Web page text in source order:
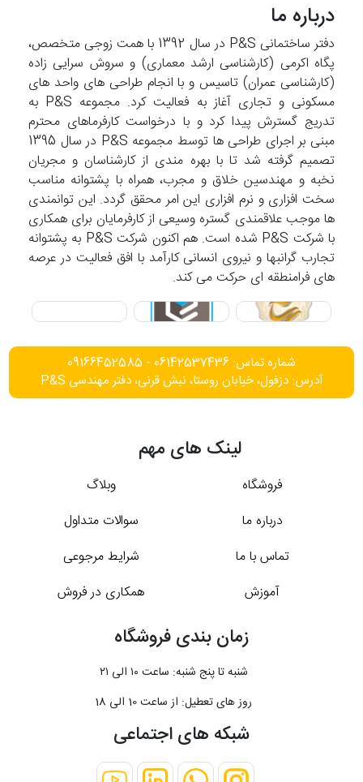
درباره ما
دفتر ساختمانی P&S در سال 1392 با همت زوجی متخصص،
پگاه اکرمی (کارشناسی ارشد معماری) و سروش سرایی زاده
(کارشناسی عمران) تاسیس و با انجام طراحی های واحد های
مسکونی و تجاری آغاز به فعالیت کرد. مجموعه P&S به
تدریج گسترش پیدا کرد و با درخواست کارفرماهای محترم
مبنی بر اجرای طراحی ها توسط مجموعه P&S در سال 1395
تصمیم گرفته شد تا با بهره مندی از کارشناسان و مجریان
نخبه و مهندسین خلاق و مجرب، همراه با پشتوانه مناسب
سخت افزاری و نرم افزاری این امر محقق گردد. این توانمندی
ها موجب علاقمندی گستره وسیعی از کارفرمایان برای همکاری
با شرکت P&S شده است. هم اکنون شرکت P&S به پشتوانه
تجارب گرانبها و نیروی انسانی کارآمد با افق فعالیت در عرصه
های فرامنطقه ای حرکت می کند.
شماره تماس: 06142537436 - 09166452585
آدرس: دزفول، خیابان روستا، نبش قرنی، دفتر مهندسی P&S
لینک های مهم
فروشگاه
وبلاگ
درباره ما
سوالات متداول
تماس با ما
شرایط مرجوعی
آموزش
همکاری در فروش
زمان بندی فروشگاه
شنبه تا پنج شنبه: ساعت ۱۰ الی ۲۱
روز های تعطیل: از ساعت 10 الی 18
شبکه های اجتماعی